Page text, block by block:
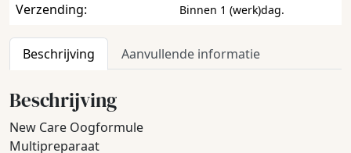
Verzending:
Binnen 1 (werk)dag.
Beschrijving Aanvullende informatie
Beschrijving
New Care Oogformule
Multipreparaat